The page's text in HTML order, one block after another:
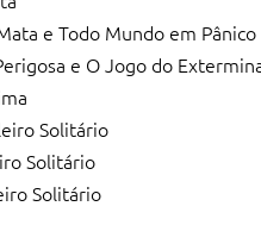
e Todo Mundo em Pânico
e O Jogo do
Solitário
Solitário
Solitário